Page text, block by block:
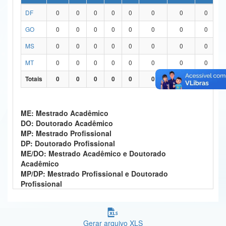
Ministério da Ciência, Tecnologia, Inovações e Comunicações
Ministério do Meio Ambiente
Ministério do Turismo
Ministério do Desenvolvimento Regional
Ministério da Mulher, da Família e dos Direitos Humanos
Secretaria-Geral
Secretaria de Governo
Gabinete de Segurança Institucional
DF
0 0 0 0 0 0 0 0
GO
0 0 0 0 0 0 0 0
MS
0 0 0 0 0 0 0 0
MT
0 0 0 0 0 0 0 0
Totais
0 0 0 0 0 0 0 0
ME: Mestrado Acadêmico
DO: Doutorado Acadêmico
MP: Mestrado Profissional
DP: Doutorado Profissional
ME/DO: Mestrado Acadêmico e Doutorado
Acadêmico
MP/DP: Mestrado Profissional e Doutorado
Profissional
Gerar arquivo XLS